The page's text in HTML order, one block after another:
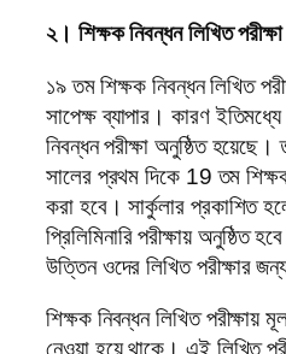
২। শিক্ষক নিবন্ধন লিখিত পরীক্ষা
১৯ তম শিক্ষক নিবন্ধন লিখিত
সাপেক্ষ ব্যাপার। কারণ
নিবন্ধন পরীক্ষা অনুষ্ঠিত
সালের প্রথম দিকে 19 তম
করা হবে। সার্কুলার প্রকাশিত
প্রিলিমিনারি পরীক্ষায় অনুষ্ঠিত
উত্তিন ওদের লিখিত পরীক্ষার
শিক্ষক নিবন্ধন লিখিত পরীক্ষায়
নেওয়া হয়ে থাকে। এই লিখিত